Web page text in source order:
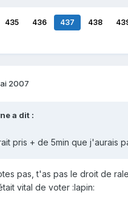
435 436 437 438
2007
a dit :
pris + de 5min que j'aurais
pas, t'as pas le droit de
vital de voter :lapin: